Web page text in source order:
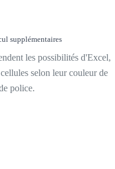
supplémentaires
les possibilités d'Excel,
selon leur couleur de
police.